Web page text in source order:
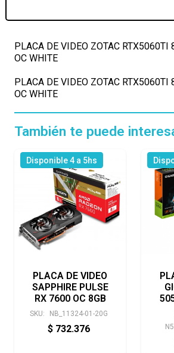
PLACA DE VIDEO ZOTAC RTX5060TI
OC WHITE
PLACA DE VIDEO ZOTAC RTX5060TI
OC WHITE
También te puede
Disponible 4 a 5hs
PLACA DE VIDEO
SAPPHIRE PULSE
RX 7600 OC 8GB
SKU: NB_11324-01-20G
$ 732.376